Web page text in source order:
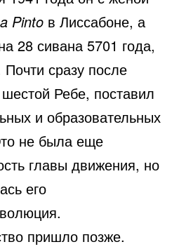
Pinto в Лиссабоне, а
28 сивана 5701 года,
сразу после
Ребе, поставил
и образовательных
не была еще
главы движения, но
его
пришло позже.